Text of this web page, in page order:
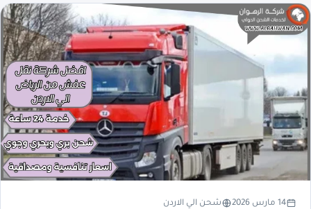
14 مارس 2026 شحن الي الاردن